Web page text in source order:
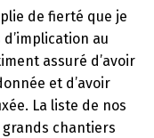
de fierté que je
au
assuré d’avoir
et d’avoir
La liste de nos
chantiers